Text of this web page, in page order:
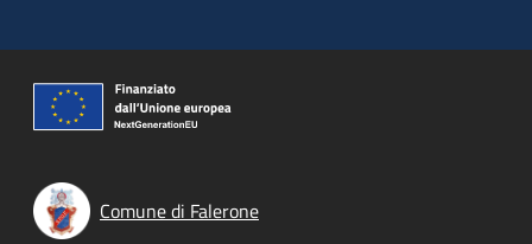
Comune di Falerone